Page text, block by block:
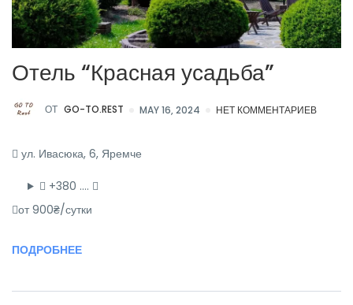
Отель “Красная усадьба”
ОТ GO-TO.REST MAY 16, 2024 НЕТ КОММЕНТАРИЕВ
ул. Ивасюка, 6, Яремче
+380 ….
от 900₴/сутки
ПОДРОБНЕЕ